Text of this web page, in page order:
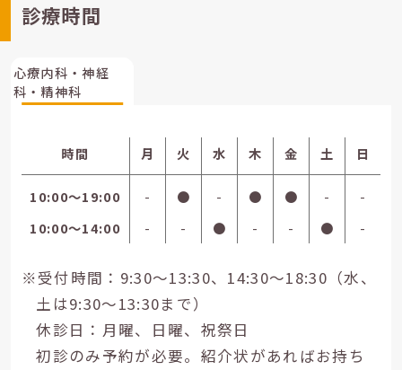
診療時間
心療内科・神経
科・精神科
時間 月 火 水 木 金 土 日
10:00〜19:00 - ● - ● ● -
-
10:00〜14:00
- - ● - - ● -
※受付時間：9:30～13:30、14:30～18:30（水、
土は9:30～13:30まで）
休診日：月曜、日曜、祝祭日
初診のみ予約が必要。紹介状があればお持ち